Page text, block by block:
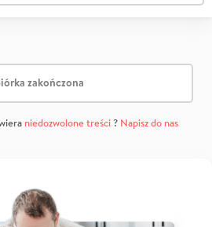
zakończona
niedozwolone treści? Napisz do nas